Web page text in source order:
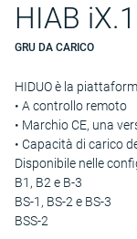
HIAB
GRU DA CARICO
HIDUO è la
• A controllo remoto
• Marchio CE, una
• Capacità di carico
Disponibile nelle
B1, B2 e B-3
BS-1, BS-2 e BS-3
BSS-2